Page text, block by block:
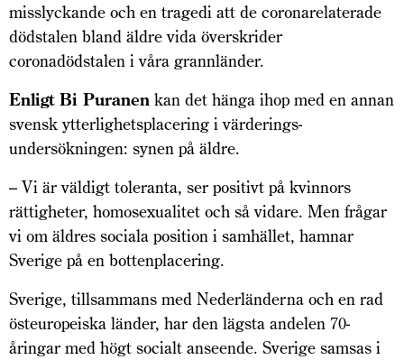
misslyckande och en tragedi att de coronarelaterade
dödstalen bland äldre vida överskrider
coronadödstalen i våra grannländer.
Enligt Bi Puranen kan det hänga ihop med en annan
svensk ytterlighetsplacering i värderings­
undersökningen: synen på äldre.
– Vi är väldigt toleranta, ser positivt på kvinnors
rättigheter, homosexualitet och så vidare. Men frågar
vi om äldres sociala position i samhället, hamnar
Sverige på en bottenplacering.
Sverige, tillsammans med Nederländerna och en rad
östeuropeiska länder, har den lägsta andelen 70-
åringar med högt socialt anseende. Sverige samsas i